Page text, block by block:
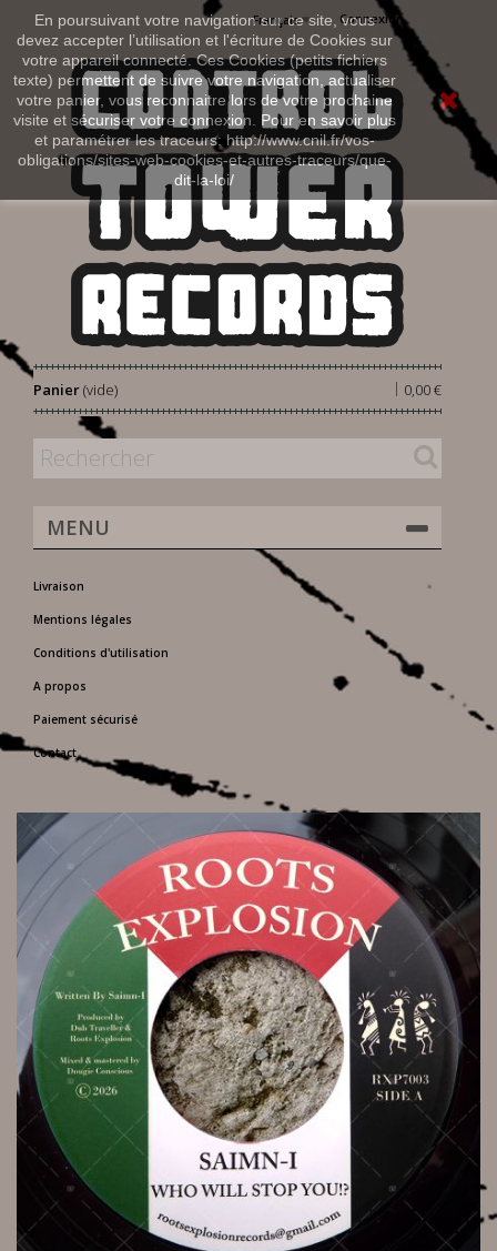
En poursuivant votre navigation sur ce site, vous
devez accepter l’utilisation et l'écriture de Cookies sur
votre appareil connecté. Ces Cookies (petits fichiers
texte) permettent de suivre votre navigation, actualiser
votre panier, vous reconnaitre lors de votre prochaine
visite et sécuriser votre connexion. Pour en savoir plus
et paramétrer les traceurs: http://www.cnil.fr/vos-
obligations/sites-web-cookies-et-autres-traceurs/que-
dit-la-loi/
Connexion
Français
Panier 0,00 €
|
(vide)
MENU
Livraison
Mentions légales
Conditions d'utilisation
A propos
Paiement sécurisé
Contact